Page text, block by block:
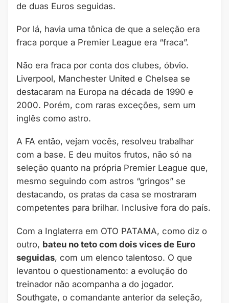
de duas Euros seguidas.
Por lá, havia uma tônica de que a seleção era
fraca porque a Premier League era “fraca”.
Não era fraca por conta dos clubes, óbvio.
Liverpool, Manchester United e Chelsea se
destacaram na Europa na década de 1990 e
2000. Porém, com raras exceções, sem um
inglês como astro.
A FA então, vejam vocês, resolveu trabalhar
com a base. E deu muitos frutos, não só na
seleção quanto na própria Premier League que,
mesmo seguindo com astros “gringos” se
destacando, os pratas da casa se mostraram
competentes para brilhar. Inclusive fora do país.
Com a Inglaterra em OTO PATAMA, como diz o
outro, bateu no teto com dois vices de Euro
seguidas, com um elenco talentoso. O que
levantou o questionamento: a evolução do
treinador não acompanha a do jogador.
Southgate, o comandante anterior da seleção,